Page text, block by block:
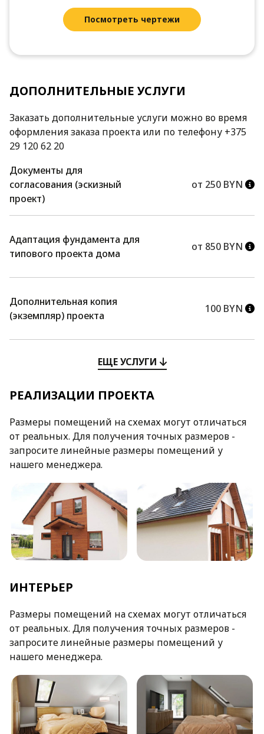
Посмотреть чертежи
ДОПОЛНИТЕЛЬНЫЕ УСЛУГИ
Заказать дополнительные услуги можно во время
оформления заказа проекта или по телефону +375
29 120 62 20
Документы для
согласования (эскизный
проект)
от 250 BYN
Адаптация фундамента для
типового проекта дома
от 850 BYN
Дополнительная копия
(экземпляр) проекта
100 BYN
ЕЩЕ УСЛУГИ
РЕАЛИЗАЦИИ ПРОЕКТА
Размеры помещений на схемах могут отличаться
от реальных. Для получения точных размеров -
запросите линейные размеры помещений у
нашего менеджера.
ИНТЕРЬЕР
Размеры помещений на схемах могут отличаться
от реальных. Для получения точных размеров -
запросите линейные размеры помещений у
нашего менеджера.